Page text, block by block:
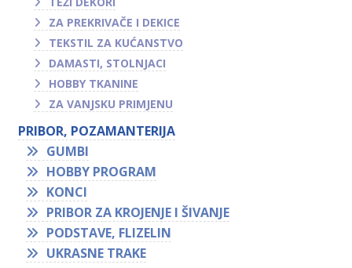
ZA PREKRIVAČE I DEKICE
TEKSTIL ZA KUĆANSTVO
DAMASTI, STOLNJACI
HOBBY TKANINE
ZA VANJSKU PRIMJENU
PRIBOR, POZAMANTERIJA
GUMBI
HOBBY PROGRAM
KONCI
PRIBOR ZA KROJENJE I ŠIVANJE
PODSTAVE, FLIZELIN
UKRASNE TRAKE